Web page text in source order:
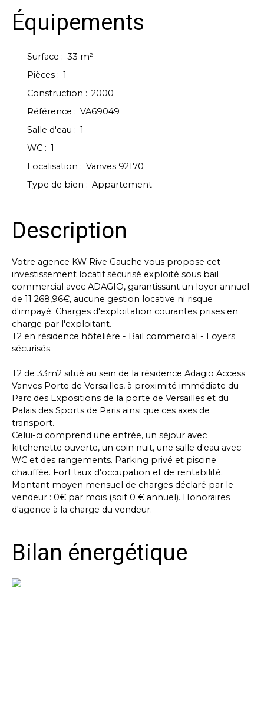
Équipements
Surface : 33 m²
Pièces : 1
Construction : 2000
Référence : VA69049
Salle d'eau : 1
WC : 1
Localisation : Vanves 92170
Type de bien : Appartement
Description
Votre agence KW Rive Gauche vous propose cet
investissement locatif sécurisé exploité sous bail
commercial avec ADAGIO, garantissant un loyer annuel
de 11 268,96€, aucune gestion locative ni risque
d'impayé. Charges d'exploitation courantes prises en
charge par l'exploitant.
T2 en résidence hôtelière - Bail commercial - Loyers
sécurisés.
T2 de 33m2 situé au sein de la résidence Adagio Access
Vanves Porte de Versailles, à proximité immédiate du
Parc des Expositions de la porte de Versailles et du
Palais des Sports de Paris ainsi que ces axes de
transport.
Celui-ci comprend une entrée, un séjour avec
kitchenette ouverte, un coin nuit, une salle d'eau avec
WC et des rangements. Parking privé et piscine
chauffée. Fort taux d'occupation et de rentabilité.
Montant moyen mensuel de charges déclaré par le
vendeur : 0€ par mois (soit 0 € annuel). Honoraires
d'agence à la charge du vendeur.
Bilan énergétique